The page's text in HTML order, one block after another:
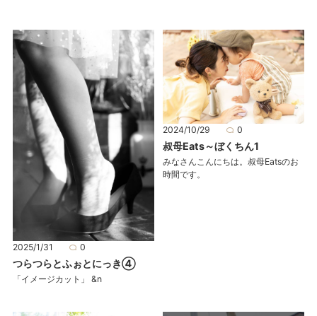
2025/1/31 0
つらつらとふぉとにっき④
「イメージカット」 &n
2024/10/29 0
叔母Eats～ぼくちん1
みなさんこんにちは。叔母Eatsのお
時間です。